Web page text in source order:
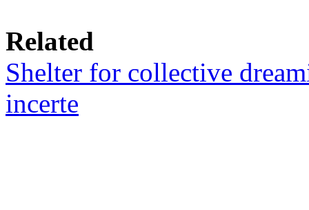
Related
Shelter for collective
incerte